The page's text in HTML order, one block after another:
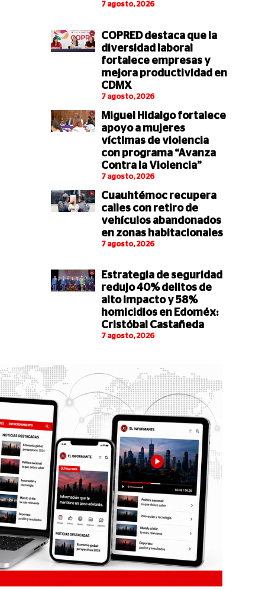
7 agosto, 2026
COPRED destaca que la
diversidad laboral
fortalece empresas y
mejora productividad en
CDMX
7 agosto, 2026
Miguel Hidalgo fortalece
apoyo a mujeres
víctimas de violencia
con programa “Avanza
Contra la Violencia”
7 agosto, 2026
Cuauhtémoc recupera
calles con retiro de
vehículos abandonados
en zonas habitacionales
7 agosto, 2026
Estrategia de seguridad
redujo 40% delitos de
alto impacto y 58%
homicidios en Edoméx:
Cristóbal Castañeda
7 agosto, 2026